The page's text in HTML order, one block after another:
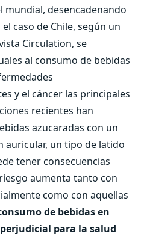
mundial, desencadenando
caso de Chile, según un
Circulation, se
al consumo de bebidas
y el cáncer las principales
recientes han
azucaradas con un
auricular, un tipo de latido
tener consecuencias
aumenta tanto con
como con aquellas
de bebidas en
para la salud